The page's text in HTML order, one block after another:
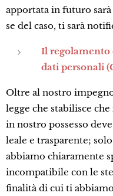
apportata in futuro sarà
se del caso, ti sarà
Il regolamento
dati personali
Oltre al nostro
legge che stabilisce
in nostro possesso
leale e trasparente;
abbiamo chiaramente
incompatibile con le
finalità di cui ti